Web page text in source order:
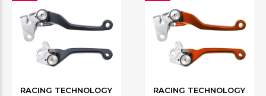
RACING TECHNOLOGY RACING TECHNOLOGY